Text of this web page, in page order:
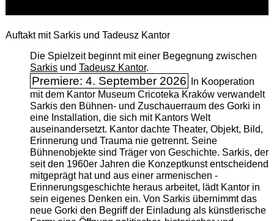
Auftakt mit Sarkis und Tadeusz Kantor
Die Spielzeit beginnt mit einer Begegnung zwischen
Sarkisund Tadeusz Kantor.
Premiere: 4. September 2026
In Kooperation
mit dem Kantor Museum Cricoteka Kraków verwandelt
Sarkis den Bühnen- und Zuschauerraum des Gorki in
eine Installation, die sich mit Kantors Welt
auseinandersetzt. Kantor dachte Theater, Objekt, Bild,
Erinnerung und Trauma nie getrennt. Seine
Bühnenobjekte sind Träger von Geschichte. Sarkis, der
seit den 1960er Jahren die Konzeptkunst entscheidend
mitgeprägt hat und aus einer armenischen ­
Erinnerungsgeschichte heraus arbeitet, lädt Kantor in
sein eigenes Denken ein. Von Sarkis übernimmt das
neue Gorki den Begriff der Einladung als künstlerische